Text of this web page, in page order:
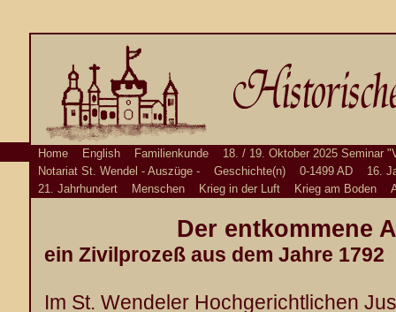
Home English Familienkunde
18. / 19. Oktober 2025 Seminar
Notariat St. Wendel - Auszüge -
Geschichte(n) 0-1499 AD
16.
21. Jahrhundert
Menschen Krieg in der Luft Krieg am Boden
Der entkommene
ein Zivilprozeß aus dem Jahre 1792
Im St. Wendeler Hochgerichtlichen